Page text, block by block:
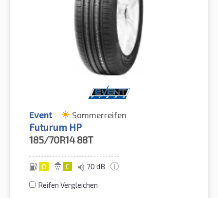
Event Sommerreifen
Futurum HP
185/70R14 88T
D C 70 dB
Reifen Vergleichen